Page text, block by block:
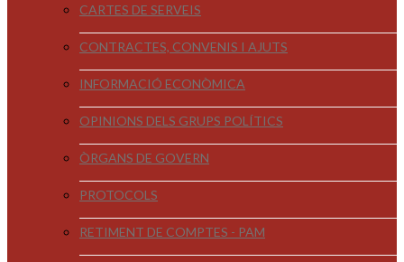
CARTES DE SERVEIS
CONTRACTES, CONVENIS I AJUTS
INFORMACIÓ ECONÒMICA
OPINIONS DELS GRUPS POLÍTICS
ÒRGANS DE GOVERN
PROTOCOLS
RETIMENT DE COMPTES - PAM